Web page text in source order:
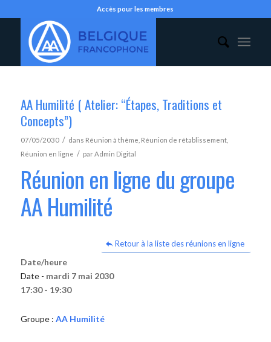
Accès pour les membres
AA Humilité ( Atelier: “Étapes, Traditions et
Concepts”)
07/05/2030 / dans Réunion à thème Réunion de rétablissement,
Réunion en ligne / parAdmin Digital
Réunion en ligne du groupe
AA Humilité
Retour à la liste des réunions en ligne
Date/heure
Date - mardi 7 mai 2030
17:30 - 19:30
Groupe : AA Humilité